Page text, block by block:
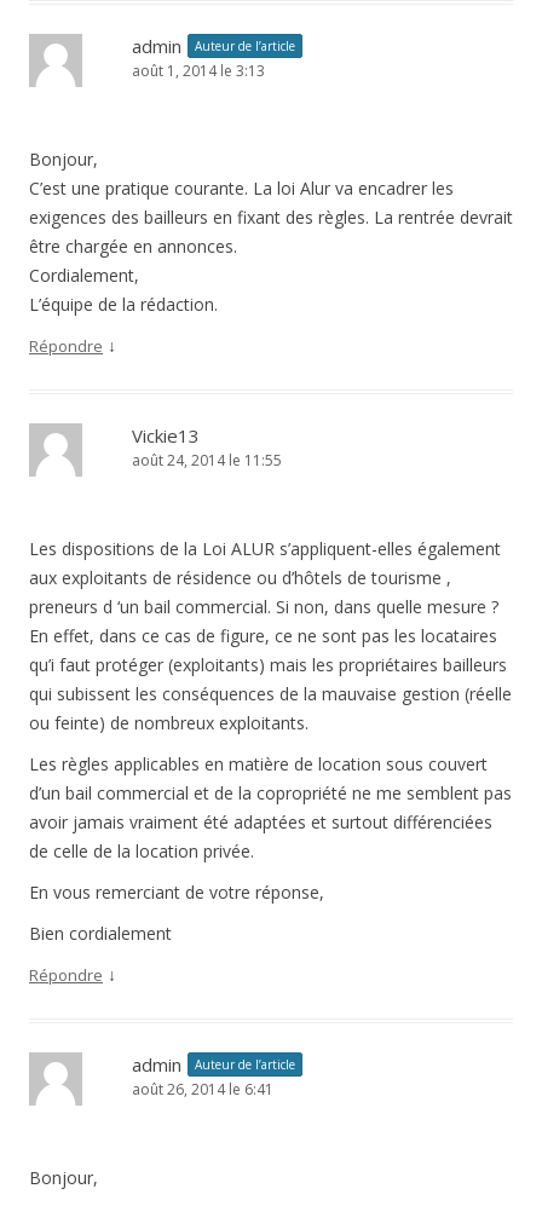
admin Auteur de l’article
août 1, 2014 le 3:13
Bonjour,
C’est une pratique courante. La loi Alur va encadrer les
exigences des bailleurs en fixant des règles. La rentrée devrait
être chargée en annonces.
Cordialement,
L’équipe de la rédaction.
Répondre ↓
Vickie13
août 24, 2014 le 11:55
Les dispositions de la Loi ALUR s’appliquent-elles également
aux exploitants de résidence ou d’hôtels de tourisme ,
preneurs d ‘un bail commercial. Si non, dans quelle mesure ?
En effet, dans ce cas de figure, ce ne sont pas les locataires
qu’i faut protéger (exploitants) mais les propriétaires bailleurs
qui subissent les conséquences de la mauvaise gestion (réelle
ou feinte) de nombreux exploitants.
Les règles applicables en matière de location sous couvert
d’un bail commercial et de la copropriété ne me semblent pas
avoir jamais vraiment été adaptées et surtout différenciées
de celle de la location privée.
En vous remerciant de votre réponse,
Bien cordialement
Répondre ↓
admin Auteur de l’article
août 26, 2014 le 6:41
Bonjour,